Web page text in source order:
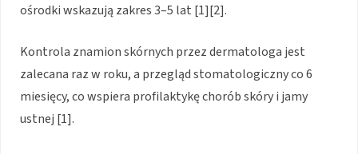
ośrodki wskazują zakres 3–5 lat [1][2].
Kontrola znamion skórnych przez dermatologa jest
zalecana raz w roku, a przegląd stomatologiczny co 6
miesięcy, co wspiera profilaktykę chorób skóry i jamy
ustnej [1].